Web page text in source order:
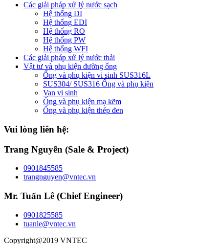
Các giải pháp xử lý nước sạch
Hệ thống DI
Hệ thống EDI
Hệ thống RO
Hệ thống PW
Hệ thống WFI
Các giải pháp xử lý nước thải
Vật tư và phụ kiện đường ống
Ống và phụ kiện vi sinh SUS316L
SUS304/ SUS316 Ống và phụ kiện
Van vi sinh
Ống và phụ kiện mạ kẽm
Ống và phụ kiện thép đen
Vui lòng liên hệ:
Trang Nguyễn (Sale & Project)
0901845585
trangnguyen@vntec.vn
Mr. Tuấn Lê (Chief Engineer)
0901825585
tuanle@vntec.vn
Copyright@2019 VNTEC